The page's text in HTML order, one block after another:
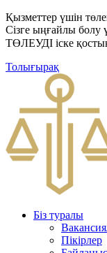
Қызметтер үшін
Сізге ыңғайлы
ТӨЛЕУДІ іске
Толығырақ
Біз туралы
Пікірлер